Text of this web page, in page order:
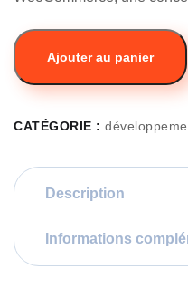
Ajouter au panier
CATÉGORIE :
Description
Informations